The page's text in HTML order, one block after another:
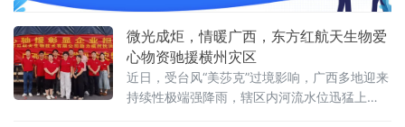
希望刘洪波的“父亲”之路，始于1996年。那
年，妻妹刘凤霞
微光成炬，情暖广西，东方红航天生物爱
心物资驰援横州灾区
近日，受台风“美莎克”过境影响，广西多地迎来
持续性极端强降雨，辖区内河流水位迅猛上